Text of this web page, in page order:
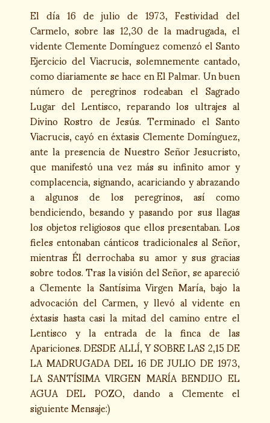
El día 16 de julio de 1973, Festividad del
Carmelo, sobre las 12,30 de la madrugada, el
vidente Clemente Domínguez comenzó el Santo
Ejercicio del Viacrucis, solemnemente cantado,
como diariamente se hace en El Palmar. Un buen
número de peregrinos rodeaban el Sagrado
Lugar del Lentisco, reparando los ultrajes al
Divino Rostro de Jesús. Terminado el Santo
Viacrucis, cayó en éxtasis Clemente Domínguez,
ante la presencia de Nuestro Señor Jesucristo,
que manifestó una vez más su infinito amor y
complacencia, signando, acariciando y abrazando
a algunos de los peregrinos, así como
bendiciendo, besando y pasando por sus llagas
los objetos religiosos que ellos presentaban. Los
fieles entonaban cánticos tradicionales al Señor,
mientras Él derrochaba su amor y sus gracias
sobre todos. Tras la visión del Señor, se apareció
a Clemente la Santísima Virgen María, bajo la
advocación del Carmen, y llevó al vidente en
éxtasis hasta casi la mitad del camino entre el
Lentisco y la entrada de la finca de las
Apariciones. DESDE ALLÍ, Y SOBRE LAS 2,15 DE
LA MADRUGADA DEL 16 DE JULIO DE 1973,
LA SANTÍSIMA VIRGEN MARÍA BENDIJO EL
AGUA DEL POZO, dando a Clemente el
siguiente Mensaje:)